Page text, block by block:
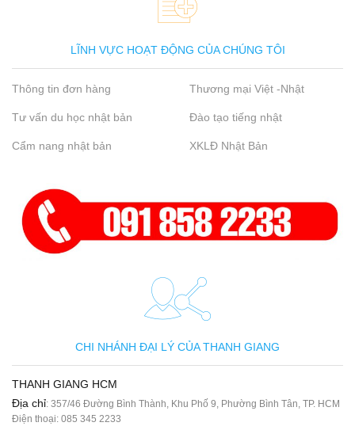
LĨNH VỰC HOẠT ĐỘNG CỦA CHÚNG TÔI
Thông tin đơn hàng Thương mại Việt -Nhật
Tư vấn du học nhật bản Đào tạo tiếng nhật
Cẩm nang nhật bản XKLĐ Nhật Bản
CHI NHÁNH ĐẠI LÝ CỦA THANH GIANG
THANH GIANG HCM
Địa chỉ: 357/46 Đường Bình Thành, Khu Phố 9, Phường Bình Tân, TP. HCM
Điện thoại: 085 345 2233